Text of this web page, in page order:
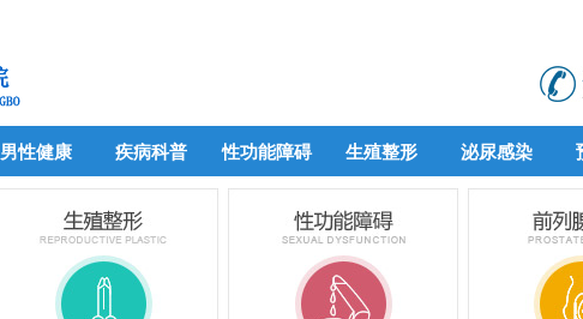
男性健康 疾病科普
疾病科普
性功能障碍 生殖整形
生殖整形
泌尿感染